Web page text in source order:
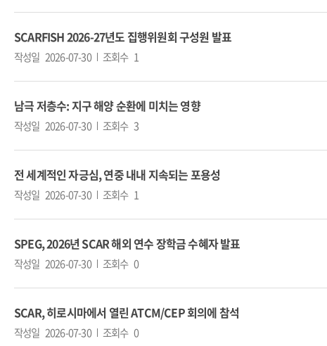
SCARFISH 2026-27년도 집행위원회 구성원 발표
작성일 2026-07-30 조회수 1
남극 저층수: 지구 해양 순환에 미치는 영향
작성일 2026-07-30 조회수 3
전 세계적인 자긍심, 연중 내내 지속되는 포용성
작성일 2026-07-30 조회수 1
SPEG, 2026년 SCAR 해외 연수 장학금 수혜자 발표
작성일 2026-07-30 조회수 0
SCAR, 히로시마에서 열린 ATCM/CEP 회의에 참석
작성일 2026-07-30 조회수 0